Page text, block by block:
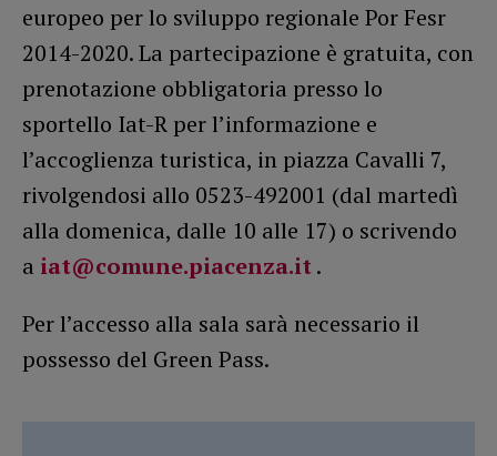
europeo per lo sviluppo regionale Por Fesr
2014-2020. La partecipazione è gratuita, con
prenotazione obbligatoria presso lo
sportello Iat-R per l’informazione e
l’accoglienza turistica, in piazza Cavalli 7,
rivolgendosi allo 0523-492001 (dal martedì
alla domenica, dalle 10 alle 17) o scrivendo
a iat@comune.piacenza.it.
Per l’accesso alla sala sarà necessario il
possesso del Green Pass.